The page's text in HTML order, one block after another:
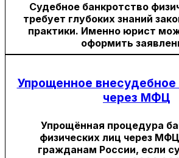
Судебное банкротство
требует глубоких знаний
практики. Именно юрист
оформить
Упрощенное внесудебное
через МФЦ
Упрощённая процедура
физических лиц через
гражданам России, если